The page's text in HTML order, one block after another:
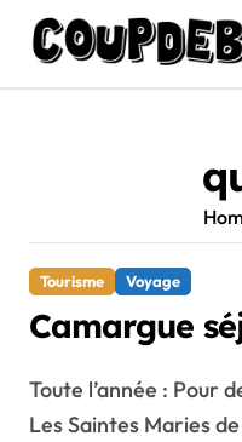
content
Tourisme Voyage
Camargue
Toute l’année : Pour des vacances en Camargue,
Les Saintes Maries